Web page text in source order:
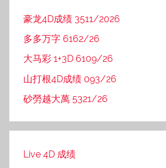
豪龙4D成绩 3511/2026
多多万字 6162/26
大马彩 1+3D 6109/26
山打根4D成绩 093/26
砂勞越大萬 5321/26
Live 4D 成绩